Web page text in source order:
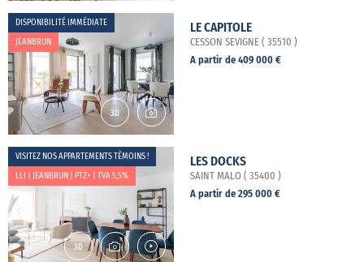
DISPONIBILITÉ IMMÉDIATE
JEANBRUN
LE CAPITOLE
CESSON SEVIGNE ( 35510 )
A partir de 409 000 €
VISITEZ NOS APPARTEMENTS TÉMOINS !
LLI | JEANBRUN | PTZ+ | TVA 5,5%
LES DOCKS
SAINT MALO ( 35400 )
A partir de 295 000 €